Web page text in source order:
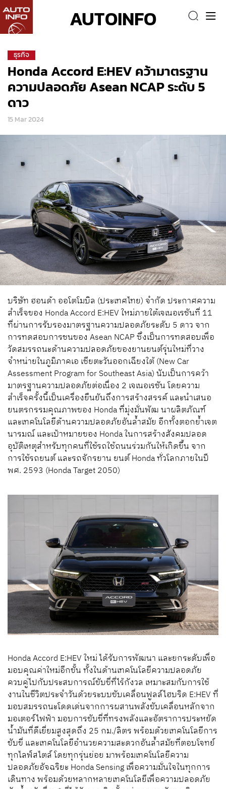
AUTOINFO
ธุรกิจ
Honda Accord E:HEV คว้ามาตรฐาน
ความปลอดภัย Asean NCAP ระดับ 5
ดาว
15 Mar 2024
บริษัท ฮอนด้า ออโตโมบิล (ประเทศไทย) จำกัด ประกาศความ
สำเร็จของ Honda Accord E:HEV ใหม่ภายใต้เจเนอเรชันที่ 11
ที่ผ่านการรับรองมาตรฐานความปลอดภัยระดับ 5 ดาว จาก
การทดสอบการชนของ Asean NCAP ซึ่งเป็นการทดสอบเพื่อ
วัดสมรรถนะด้านความปลอดภัยของยานยนต์รุ่นใหม่ที่วาง
จำหน่ายในภูมิภาคเอ เชียตะวันออกเฉียงใต้ (New Car
Assessment Program for Southeast Asia) นับเป็นการคว้า
มาตรฐานความปลอดภัยต่อเนื่อง 2 เจเนอเรชัน โดยความ
สำเร็จครั้งนี้เป็นเครื่องยืนยันถึงการสร้างสรรค์ และนำเสนอ
ยนตรกรรมคุณภาพของ Honda ที่มุ่งมั่นพัฒ นาผลิตภัณฑ์
และเทคโนโลยีด้านความปลอดภัยอันล้ำสมัย อีกทั้งตอกย้ำเจต
นารมณ์ และเป้าหมายของ Honda ในการสร้างสังคมปลอด
อุบัติเหตุสำหรับทุกคนที่ใช้รถใช้ถนนร่วมกันให้เกิดขึ้น จาก
การใช้รถยนต์ และรถจักรยาน ยนต์ Honda ทั่วโลกภายในปี
พศ. 2593 (Honda Target 2050)
Honda Accord E:HEV ใหม่ ได้รับการพัฒนา และยกระดับเพื่อ
มอบคุณค่าใหม่อีกขั้น ทั้งในด้านเทคโนโลยีความปลอดภัย
ควบคู่ไปกับประสบการณ์ขับขี่ที่ไร้กังวล เหมาะสมกับการใช้
งานในชีวิตประจำวันด้วยระบบขับเคลื่อนฟูลล์ไฮบริด E:HEV ที่
มอบสมรรถนะโดดเด่นจากการผสานพลังขับเคลื่อนหลักจาก
มอเตอร์ไฟฟ้า มอบการขับขี่ที่ทรงพลังและอัตราการประหยัด
น้ำมันที่ดีเยี่ยมสูงสุดถึง 25 กม./ลิตร พร้อมด้วยเทคโนโลยีการ
ขับขี่ และเทคโนโลยีอำนวยความสะดวกอันล้ำสมัยที่ตอบโจทย์
ทุกไลฟ์สไตล์ โดยทุกรุ่นย่อย มาพร้อมเทคโนโลยีความ
ปลอดภัยอัจฉริยะ Honda Sensing เพื่อความมั่นใจในทุกการ
เดินทาง พร้อมด้วยหลากหลายเทคโนโลยีเพื่อความปลอดภัย